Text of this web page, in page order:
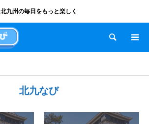
北九州の毎日をもっと楽しく
検索
北九なび